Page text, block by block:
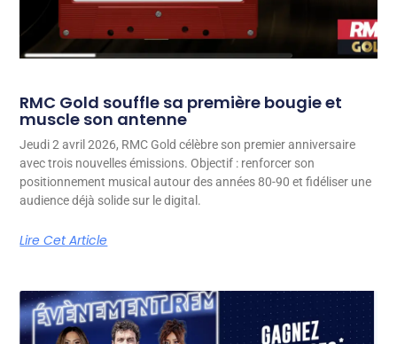
RMC Gold souffle sa première bougie et
muscle son antenne
Jeudi 2 avril 2026, RMC Gold célèbre son premier anniversaire
avec trois nouvelles émissions. Objectif : renforcer son
positionnement musical autour des années 80-90 et fidéliser une
audience déjà solide sur le digital.
Lire Cet Article